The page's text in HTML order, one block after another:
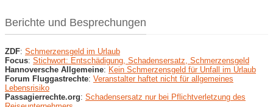
Berichte und Besprechungen
ZDF: Schmerzensgeld im Urlaub
Focus: Stichwort: Entschädigung, Schadensersatz, Schmerzensgeld
Hannoversche Allgemeine: Kein Schmerzensgeld für Unfall im Urlaub
Forum Fluggastrechte: Veranstalter haftet nicht für allgemeines
Lebensrisiko
Passagierrechte.org: Schadensersatz nur bei Pflichtverletzung des